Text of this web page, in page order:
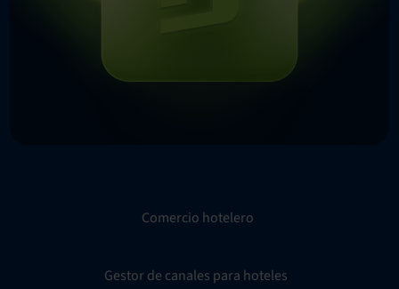
Comercio hotelero
Gestor de canales para hoteles